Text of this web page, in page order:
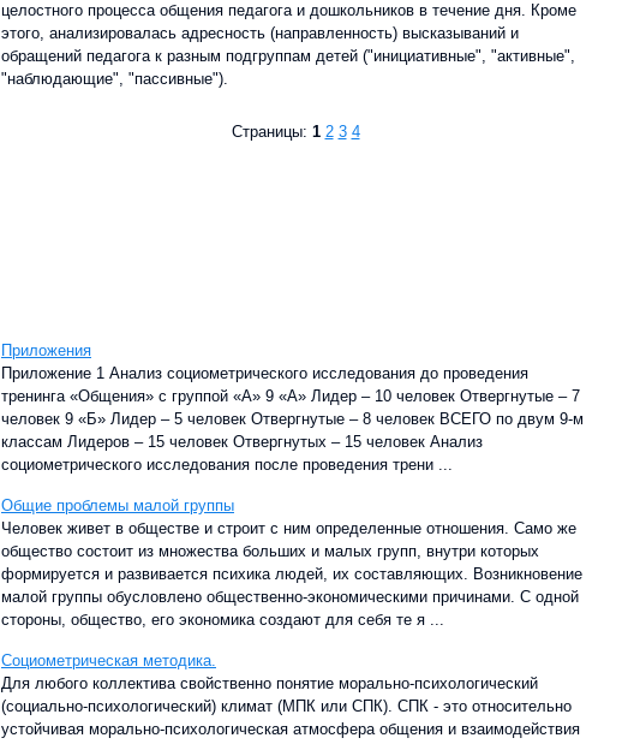
целостного процесса общения педагога и дошкольников в течение дня. Кроме
этого, анализировалась адресность (направленность) высказываний и
обращений педагога к разным подгруппам детей ("инициативные", "активные",
"наблюдающие", "пассивные").
Страницы: 1 2 3 4
Приложения
Приложение 1 Анализ социометрического исследования до проведения
тренинга «Общения» с группой «А» 9 «А» Лидер – 10 человек Отвергнутые – 7
человек 9 «Б» Лидер – 5 человек Отвергнутые – 8 человек ВСЕГО по двум 9-м
классам Лидеров – 15 человек Отвергнутых – 15 человек Анализ
социометрического исследования после проведения трени ...
Общие проблемы малой группы
Человек живет в обществе и строит с ним определенные отношения. Само же
общество состоит из множества больших и малых групп, внутри которых
формируется и развивается психика людей, их составляющих. Возникновение
малой группы обусловлено общественно-экономическими причинами. С одной
стороны, общество, его экономика создают для себя те я ...
Социометрическая методика.
Для любого коллектива свойственно понятие морально-психологический
(социально-психологический) климат (МПК или СПК). СПК - это относительно
устойчивая морально-психологическая атмосфера общения и взаимодействия